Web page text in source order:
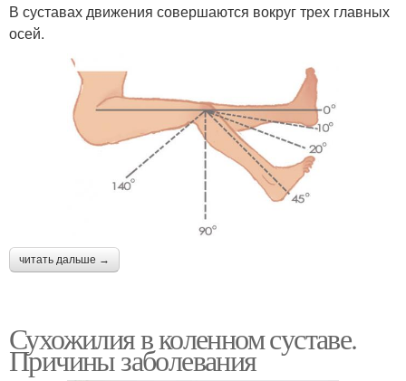
В суставах движения совершаются вокруг трех главных
осей.
читать дальше →
Сухожилия в коленном суставе.
Причины заболевания